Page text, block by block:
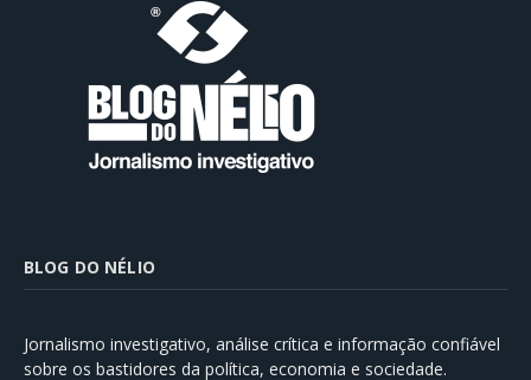
BLOG DO NÉLIO
Jornalismo investigativo, análise crítica e informação confiável
sobre os bastidores da política, economia e sociedade.